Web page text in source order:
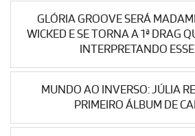
GLÓRIA GROOVE SERÁ
WICKED E SE TORNA A 1ª DRAG
INTERPRETANDO
MUNDO AO INVERSO: JÚLIA
PRIMEIRO ÁLBUM DE